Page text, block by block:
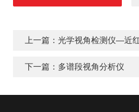
上一篇：光学视角检测仪—近
下一篇： 多谱段视角分析仪